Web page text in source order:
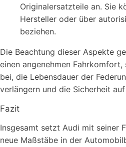
Originalersatzteile an. Sie
Hersteller oder über
beziehen.
Die Beachtung dieser Aspekte
einen angenehmen
bei, die Lebensdauer der
verlängern und die Sicherheit
Fazit
Insgesamt setzt Audi mit seiner
neue Maßstäbe in der